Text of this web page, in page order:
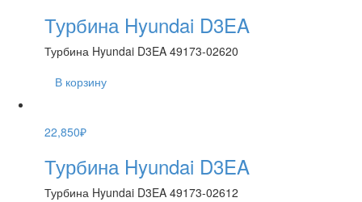
Турбина Hyundai D3EA
Турбина Hyundai D3EA 49173-02620
В корзину
22,850₽
Турбина Hyundai D3EA
Турбина Hyundai D3EA 49173-02612